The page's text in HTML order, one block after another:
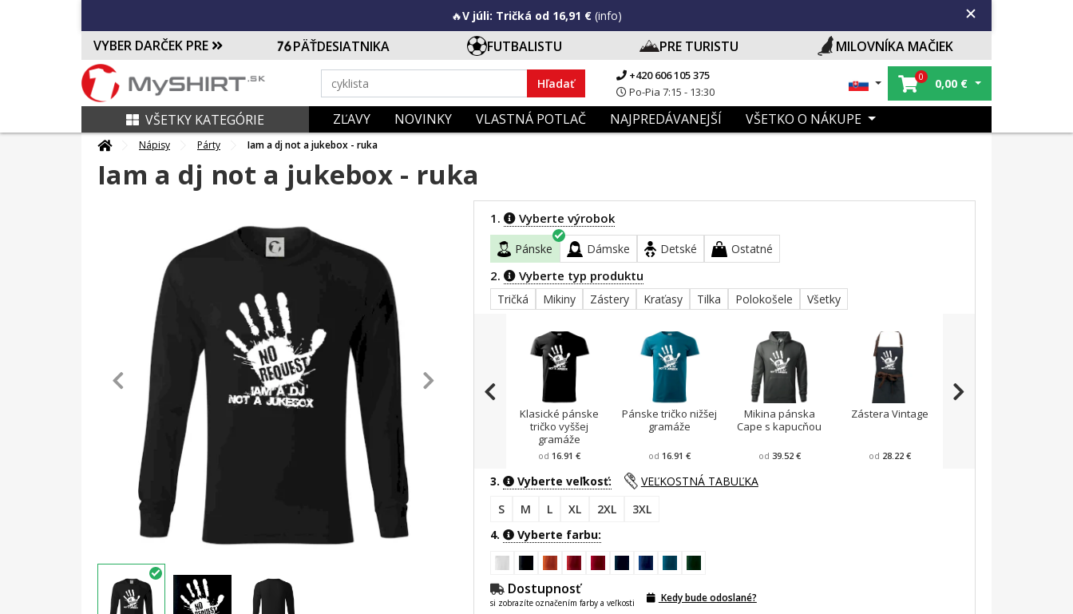
🔥V júli: Tričká od 16,91 € (info)
VYBER DARČEK PRE PÄŤDESIATNIKA FUTBALISTU PRE TURISTU MILOVNÍKA MAČIEK
Hľadať
+420 606 105 375
Po-Pia 7:15 - 13:30
0 0,00 €
VŠETKY KATEGÓRIE ZĽAVY NOVINKY VLASTNÁ POTLAČ NAJPREDÁVANEJŠÍ VŠETKO O NÁKUPE
Nápisy Párty Iam a dj not a jukebox - ruka
Iam a dj not a jukebox - ruka
1. Vyberte výrobok
Pánske Dámske Detské Ostatné
2. Vyberte typ produktu
Tričká Mikiny Zástery Kraťasy Tilka Polokošele Všetky
Klasické pánske
tričko vyššej
gramáže
od 16.91 €
Pánske tričko nižšej
gramáže
od 16.91 €
Mikina pánska
Cape s kapucňou
od 39.52 €
Zástera Vintage
od 28.22 €
3. Vyberte veľkosť:
VEĽKOSTNÁ TABUĽKA
S
M L XL 2XL
3XL
4.
Vyberte farbu:
Dostupnosť
si zobrazíte označením farby a veľkosti Kedy bude odoslané?